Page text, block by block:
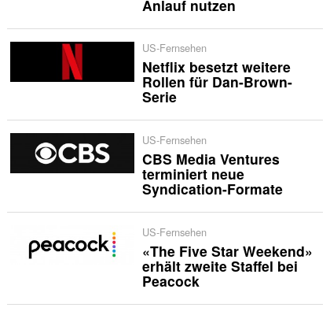
Anlauf nutzen
US-Fernsehen
Netflix besetzt weitere
Rollen für Dan-Brown-
Serie
US-Fernsehen
CBS Media Ventures
terminiert neue
Syndication-Formate
US-Fernsehen
«The Five Star Weekend»
erhält zweite Staffel bei
Peacock